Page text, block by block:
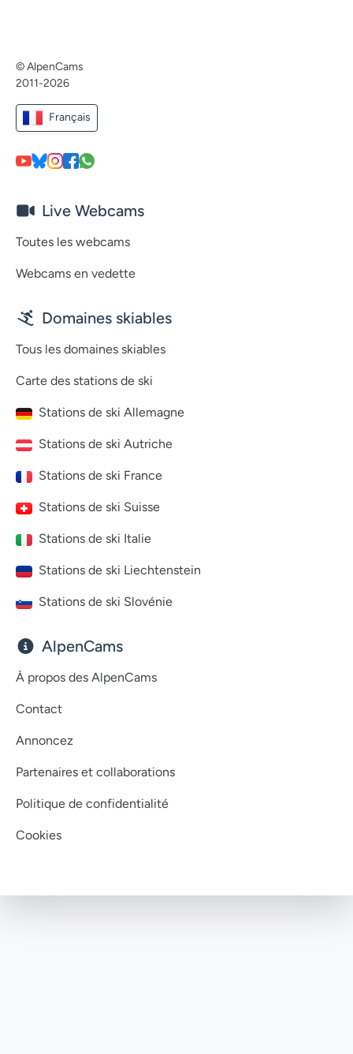
© AlpenCams
2011-2026
Français
Live Webcams
Toutes les webcams
Webcams en vedette
Domaines skiables
Tous les domaines skiables
Carte des stations de ski
Stations de ski Allemagne
Stations de ski Autriche
Stations de ski France
Stations de ski Suisse
Stations de ski Italie
Stations de ski Liechtenstein
Stations de ski Slovénie
AlpenCams
À propos des AlpenCams
Contact
Annoncez
Partenaires et collaborations
Politique de confidentialité
Cookies